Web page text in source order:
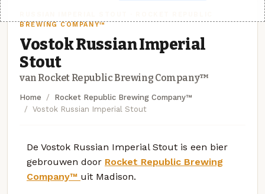
BREWING COMPANY™
Vostok Russian Imperial
Stout
van Rocket Republic Brewing Company™
Home
Rocket Republic Brewing Company™
Vostok Russian Imperial Stout
De Vostok Russian Imperial Stout is een bier
gebrouwen door Rocket Republic Brewing
Company™ uit Madison.